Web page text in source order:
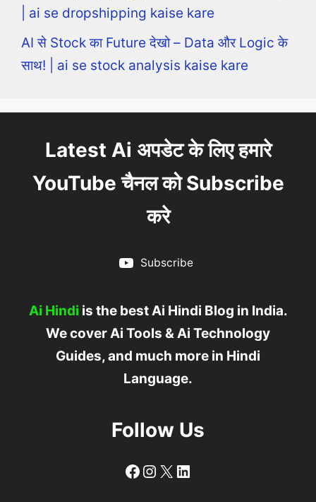
| ai se dropshipping kaise kare
AI से Stock का Future देखो – Data और Logic के
साथ! | ai se stock analysis kaise kare
Latest Ai अपडेट के लिए हमारे
YouTube चैनल को Subscribe
करे
Subscribe
Ai Hindi is the best Ai Hindi Blog in India.
We cover Ai Tools & Ai Technology
Guides, and much more in Hindi
Language.
Follow Us
Follow
Follow
X LinkedIn